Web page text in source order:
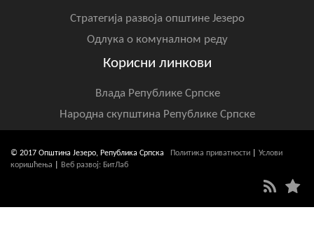
Стратегија развоја општине Језеро
Одлука о комуналном реду
Корисни линкови
Влада Републике Српске
Народна скупштина Републике Српске
© 2017 Општина Језеро, Република Српска Политика приватности
Услови
коришћења
Веб развој: БитЛаб